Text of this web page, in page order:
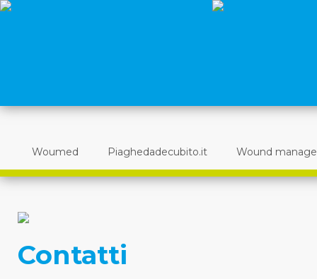
Woumed Piaghedadecubito.it Wound
Contatti